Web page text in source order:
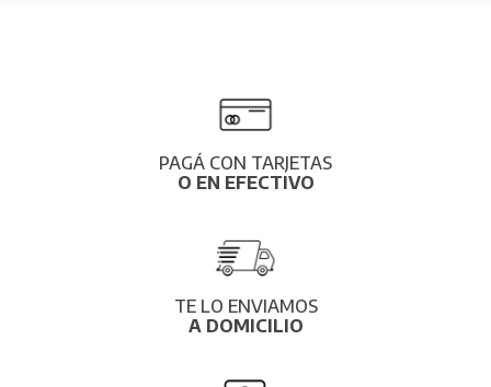
PAGÁ CON TARJETAS
O EN EFECTIVO
TE LO ENVIAMOS
A DOMICILIO